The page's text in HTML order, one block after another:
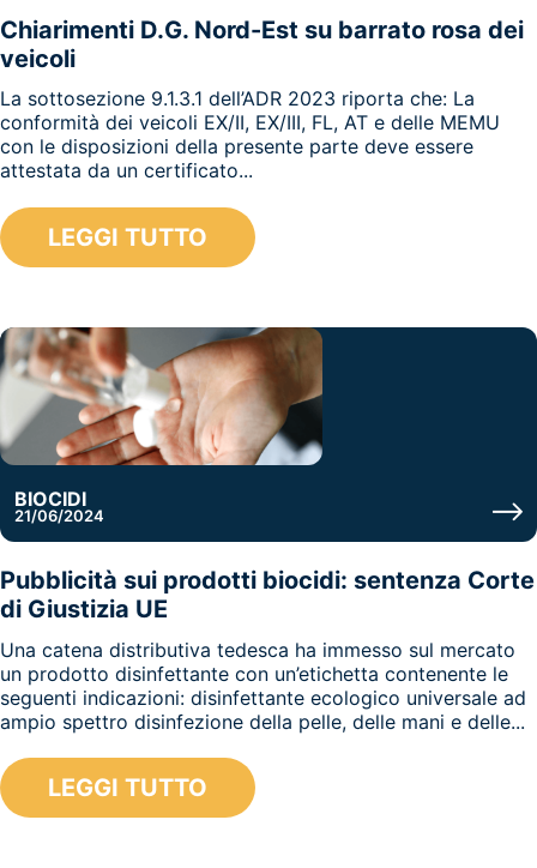
Chiarimenti D.G. Nord-Est su barrato rosa dei
veicoli
La sottosezione 9.1.3.1 dell’ADR 2023 riporta che: La
conformità dei veicoli EX/II, EX/III, FL, AT e delle MEMU
con le disposizioni della presente parte deve essere
attestata da un certificato...
LEGGI TUTTO
BIOCIDI
21/06/2024
Pubblicità sui prodotti biocidi: sentenza Corte
di Giustizia UE
Una catena distributiva tedesca ha immesso sul mercato
un prodotto disinfettante con un’etichetta contenente le
seguenti indicazioni: disinfettante ecologico universale ad
ampio spettro disinfezione della pelle, delle mani e delle...
LEGGI TUTTO